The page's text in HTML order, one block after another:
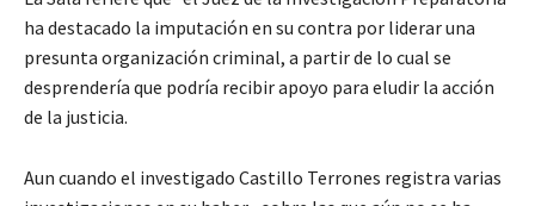
ha destacado la imputación en su contra por liderar una
presunta organización criminal, a partir de lo cual se
desprendería que podría recibir apoyo para eludir la acción
de la justicia.
Aun cuando el investigado Castillo Terrones registra varias